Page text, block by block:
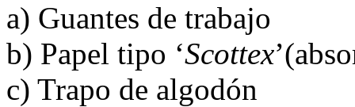
a) Guantes de trabajo
b) Papel tipo ‘Scottex
c) Trapo de algodón